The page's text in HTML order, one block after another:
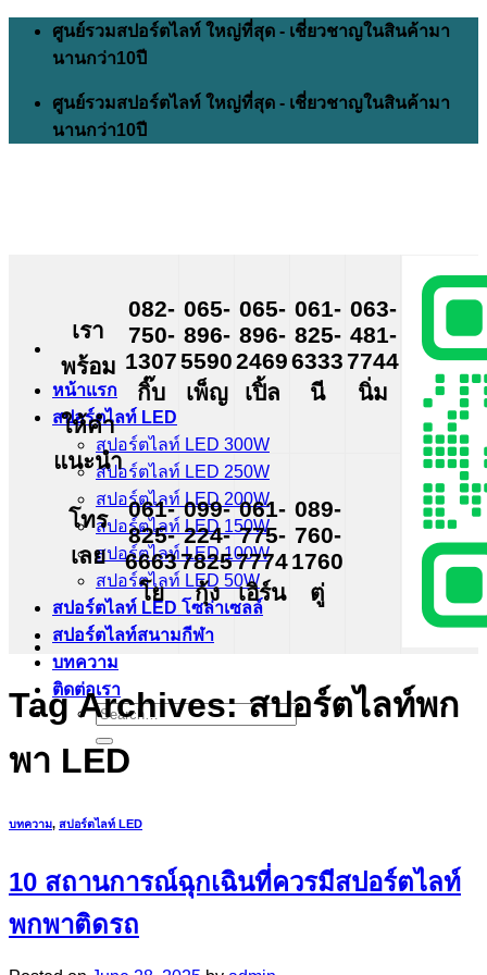
Skip
content
ศูนย์รวมสปอร์ตไลท์ ใหญ่ที่สุด - เชี่ยวชาญในสินค้ามา
นานกว่า10ปี
ศูนย์รวมสปอร์ตไลท์ ใหญ่ที่สุด - เชี่ยวชาญในสินค้ามา
นานกว่า10ปี
หน้าแรก
สปอร์ตไลท์ LED
สปอร์ตไลท์ LED 300W
สปอร์ตไลท์ LED 250W
สปอร์ตไลท์ LED 200W
สปอร์ตไลท์ LED 150W
สปอร์ตไลท์ LED 100W
สปอร์ตไลท์ LED 50W
สปอร์ตไลท์ LED โซล่าเซลล์
สปอร์ตไลท์สนามกีฬา
บทความ
ติดต่อเรา
Search
for:
เรา
พร้อม
ให้คำ
แนะนำ
โทร
เลย
082-
750-
1307
กิ๊บ
065-
896-
5590
เพ็ญ
065-
896-
2469
เปิ้ล
061-
825-
6333
นี
063-
481-
7744
นิ่ม
061-
825-
6663
โย
099-
224-
7825
กุ้ง
061-
775-
7774
เอิร์น
089-
760-
1760
ตู่
Tag Archives:สปอร์ตไลท์พก
พา LED
บทความ, สปอร์ตไลท์ LED
10 สถานการณ์ฉุกเฉินที่ควรมีสปอร์ตไลท์
พกพาติดรถ